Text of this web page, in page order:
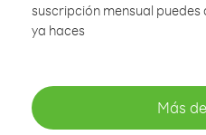
suscripción mensual
ya haces
Más